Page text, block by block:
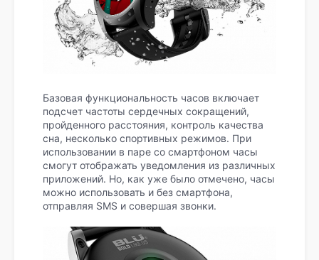
Базовая функциональность часов включает
подсчет частоты сердечных сокращений,
пройденного расстояния, контроль качества
сна, несколько спортивных режимов. При
использовании в паре со смартфоном часы
смогут отображать уведомления из различных
приложений. Но, как уже было отмечено, часы
можно использовать и без смартфона,
отправляя SMS и совершая звонки.